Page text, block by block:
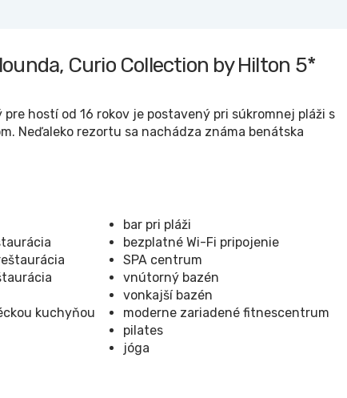
Curio Collection by Hilton 5*
hostí od 16 rokov je postavený pri súkromnej pláži s
Neďaleko rezortu sa nachádza známa benátska
kuchyňou
bar pri pláži
bezplatné Wi-Fi pripojenie
SPA centrum
vnútorný bazén
vonkajší bazén
moderne zariadené fitnescentrum
pilates
jóga